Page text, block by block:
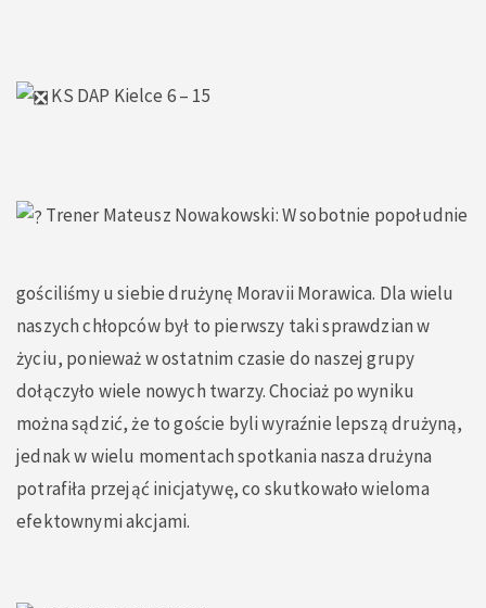
KS DAP Kielce 6 – 15
Trener Mateusz Nowakowski: W sobotnie popołudnie
gościliśmy u siebie drużynę Moravii Morawica. Dla wielu
naszych chłopców był to pierwszy taki sprawdzian w
życiu, ponieważ w ostatnim czasie do naszej grupy
dołączyło wiele nowych twarzy. Chociaż po wyniku
można sądzić, że to goście byli wyraźnie lepszą drużyną,
jednak w wielu momentach spotkania nasza drużyna
potrafiła przejąć inicjatywę, co skutkowało wieloma
efektownymi akcjami.